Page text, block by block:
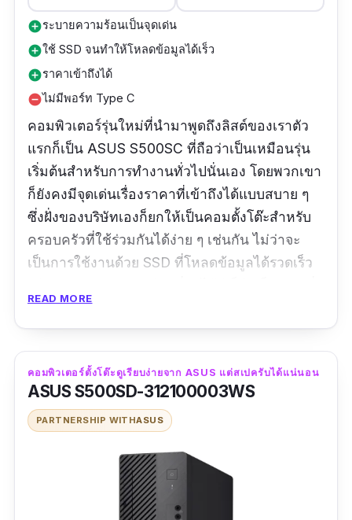
add_circleระบายความร้อนเป็นจุดเด่น
add_circleใช้ SSD จนทำให้โหลดข้อมูลได้เร็ว
add_circleราคาเข้าถึงได้
remove_circleไม่มีพอร์ท Type C
คอมพิวเตอร์รุ่นใหม่ที่นำมาพูดถึงลิสต์ของเราตัว
แรกก็เป็น ASUS S500SC ที่ถือว่าเป็นเหมือนรุ่น
เริ่มต้นสำหรับการทำงานทั่วไปนั่นเอง โดยพวกเขา
ก็ยังคงมีจุดเด่นเรื่องราคาที่เข้าถึงได้แบบสบาย ๆ
ซึ่งฝั่งของบริษัทเองก็ยกให้เป็นคอมตั้งโต๊ะสำหรับ
ครอบครัวที่ใช้ร่วมกันได้ง่าย ๆ เช่นกัน ไม่ว่าจะ
เป็นการใช้งานด้วย SSD ที่โหลดข้อมูลได้รวดเร็ว
นำไปใช้เพื่อการทำงานหรือเรียนออนไลน์ได้อย่าง
ไม่มีปัญหาแน่นอน
รีวิวจากผู้ใช้จริง:สเป็คครบ เหมาะกับการใช้งาน
ทั่วไป
READ MORE
คอมพิวเตอร์ตั้งโต๊ะดูเรียบง่ายจาก ASUS แต่สเปครับได้แน่นอน
ASUS S500SD-312100003WS
PARTNERSHIP WITHASUS